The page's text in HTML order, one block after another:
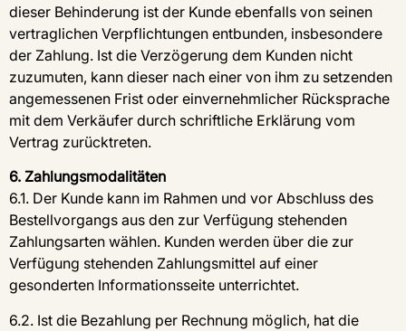
dieser Behinderung ist der Kunde ebenfalls von seinen
vertraglichen Verpflichtungen entbunden, insbesondere
der Zahlung. Ist die Verzögerung dem Kunden nicht
zuzumuten, kann dieser nach einer von ihm zu setzenden
angemessenen Frist oder einvernehmlicher Rücksprache
mit dem Verkäufer durch schriftliche Erklärung vom
Vertrag zurücktreten.
6. Zahlungsmodalitäten
6.1. Der Kunde kann im Rahmen und vor Abschluss des
Bestellvorgangs aus den zur Verfügung stehenden
Zahlungsarten wählen. Kunden werden über die zur
Verfügung stehenden Zahlungsmittel auf einer
gesonderten Informationsseite unterrichtet.
6.2. Ist die Bezahlung per Rechnung möglich, hat die